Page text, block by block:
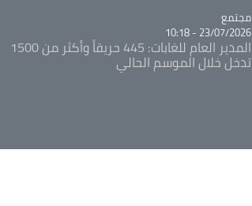
Catégorie
مجتمع
23/07/2026 - 10:18
المدير العام للغابات: 445 حريقاً وأكثر من 1500
تدخل خلال الموسم الحالي